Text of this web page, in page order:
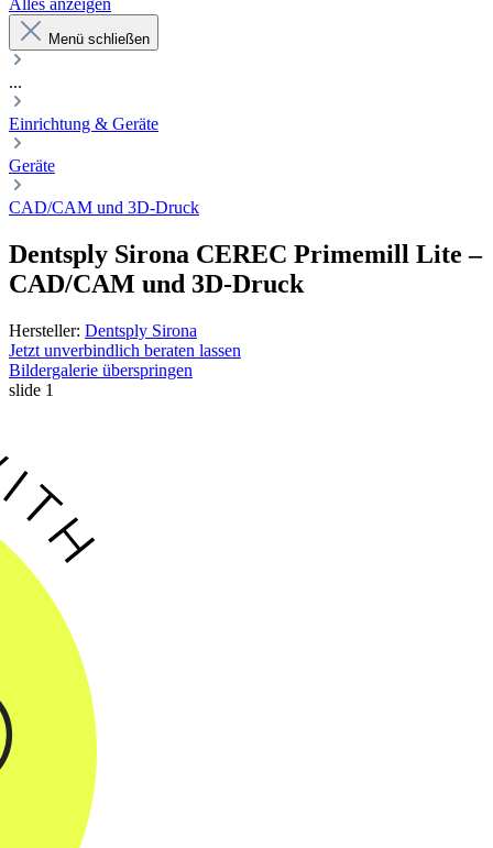
Alles anzeigen
Menü schließen
...
Einrichtung & Geräte
Geräte
CAD/CAM und 3D-Druck
Dentsply Sirona CEREC Primemill Lite –
CAD/CAM und 3D-Druck
Hersteller: Dentsply Sirona
Jetzt unverbindlich beraten lassen
Bildergalerie überspringen
slide 1